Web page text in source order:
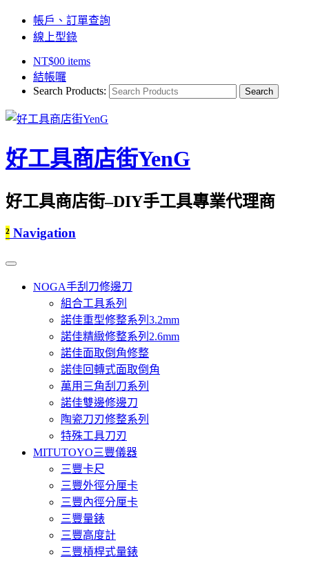
帳戶、訂單查詢
線上型錄
NT$00 items
結帳囉
Search Products:
好工具商店街YenG
好工具商店街–DIY手工具專業代理商
² Navigation
NOGA手刮刀修邊刀
組合工具系列
諾佳重型修整系列3.2mm
諾佳精緻修整系列2.6mm
諾佳面取倒角修整
諾佳回轉式面取倒角
萬用三角刮刀系列
諾佳雙邊修邊刀
陶瓷刀刃修整系列
特殊工具刀刃
MITUTOYO三豐儀器
三豐卡尺
三豐外徑分厘卡
三豐內徑分厘卡
三豐量錶
三豐高度計
三豐槓桿式量錶